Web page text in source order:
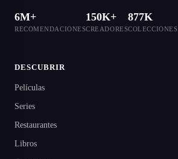
6M+
RECOMENDACIONES
150K+
CREADORES
877K
COLECCIONES
DESCUBRIR
Películas
Series
Restaurantes
Libros